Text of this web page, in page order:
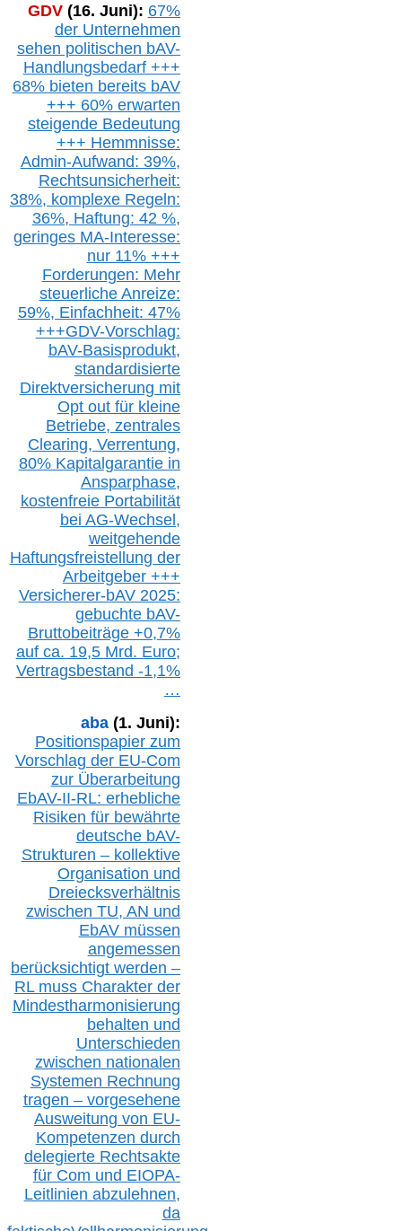
GDV (16. Juni): 67%
der Unternehmen
sehen politischen bAV-
Handlungsbedarf +++
68% bieten bereits bAV
+++ 60% erwarten
steigende Bedeutung
+++ Hemmnisse:
Admin-Aufwand: 39%,
Rechtsunsicherheit:
38%, komplexe Regeln:
36%, Haftung: 42 %,
geringes MA-Interesse:
nur 11% +++
Forderungen: Mehr
steuerliche Anreize:
59%, Einfachheit: 47%
+++GDV-Vorschlag:
bAV-Basisprodukt,
standardisierte
Direktversicherung mit
Opt outfür kleine
Betriebe, zentrales
Clearing, Verrentung,
80% Kapitalgarantie in
Ansparphase,
kostenfreie Portabilität
bei AG-Wechsel,
weitgehende
Haftungsfreistellung der
Arbeitgeber +++
Versicherer-bAV2025:
gebuchte bAV-
Bruttobeiträge +0,7%
auf ca. 19,5 Mrd. Euro;
Vertragsbestand -1,1%
…
aba(1. Juni):
Positionspapier zum
Vorschlag der EU-Com
zur Überarbeitung
EbAV-II-RL: erhebliche
Risiken für bewährte
deutsche bAV-
Strukturen – kollektive
Organisation und
Dreiecksverhältnis
zwischen TU, AN und
EbAV müssen
angemessen
berücksichtigt werden –
RL mussCharakter der
Mindestharmonisierung
behalten und
Unterschieden
zwischen nationalen
Systemen Rechnung
tragen – vorgesehene
Ausweitung von EU-
Kompetenzen durch
delegierte Rechtsakte
für Com und EIOPA-
Leitlinien abzulehnen,
da